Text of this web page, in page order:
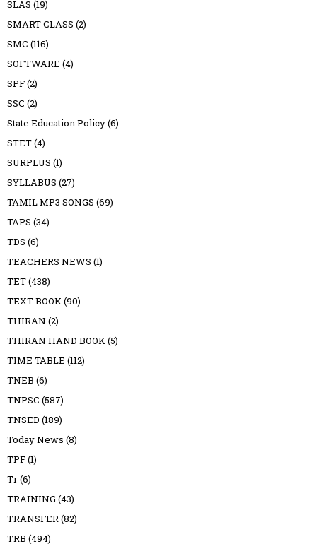
SLAS (19)
SMART CLASS (2)
SMC (116)
SOFTWARE (4)
SPF(2)
SSC (2)
State Education Policy(6)
STET(4)
SURPLUS (1)
SYLLABUS (27)
TAMIL MP3 SONGS (69)
TAPS (34)
TDS (6)
TEACHERS NEWS (1)
TET(438)
TEXT BOOK(90)
THIRAN (2)
THIRAN HAND BOOK(5)
TIME TABLE (112)
TNEB (6)
TNPSC (587)
TNSED (189)
Today News (8)
TPF(1)
Tr(6)
TRAINING (43)
TRANSFER(82)
TRB (494)